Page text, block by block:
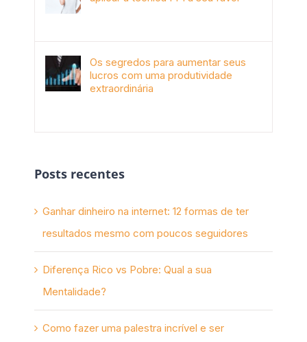
Os segredos para aumentar seus
lucros com uma produtividade
extraordinária
Posts recentes
Ganhar dinheiro na internet: 12 formas de ter
resultados mesmo com poucos seguidores
Diferença Rico vs Pobre: Qual a sua
Mentalidade?
Como fazer uma palestra incrível e ser